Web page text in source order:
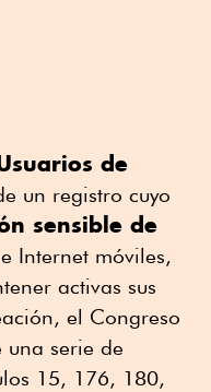
de
un registro cuyo
sensible de
Internet móviles,
activas sus
el Congreso
serie de
15, 176, 180,